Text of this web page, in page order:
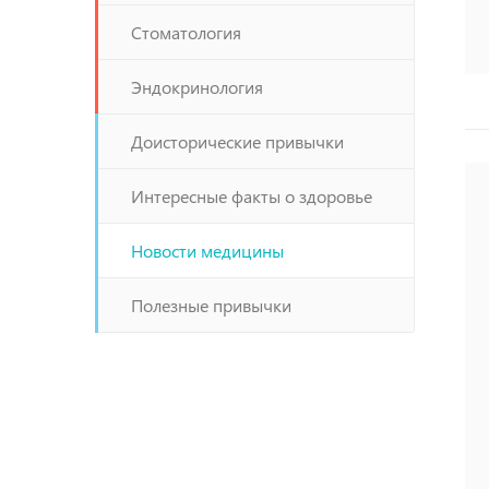
Стоматология
Эндокринология
Доисторические привычки
Интересные факты о здоровье
Новости медицины
Полезные привычки